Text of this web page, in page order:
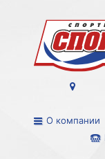
О компании